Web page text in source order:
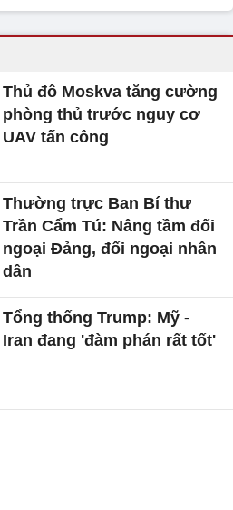
Thủ đô Moskva tăng cường
phòng thủ trước nguy cơ
UAV tấn công
Thường trực Ban Bí thư
Trần Cẩm Tú: Nâng tầm đối
ngoại Đảng, đối ngoại nhân
dân
Tổng thống Trump: Mỹ -
Iran đang 'đàm phán rất tốt'